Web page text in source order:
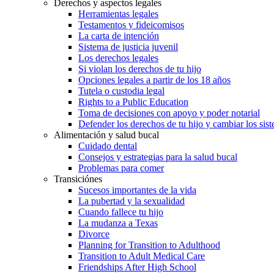
Derechos y aspectos legales
Herramientas legales
Testamentos y fideicomisos
La carta de intención
Sistema de justicia juvenil
Los derechos legales
Si violan los derechos de tu hijo
Opciones legales a partir de los 18 años
Tutela o custodia legal
Rights to a Public Education
Toma de decisiones con apoyo y poder notarial
Defender los derechos de tu hijo y cambiar los
Alimentación y salud bucal
Cuidado dental
Consejos y estrategias para la salud bucal
Problemas para comer
Transiciónes
Sucesos importantes de la vida
La pubertad y la sexualidad
Cuando fallece tu hijo
La mudanza a Texas
Divorce
Planning for Transition to Adulthood
Transition to Adult Medical Care
Friendships After High School